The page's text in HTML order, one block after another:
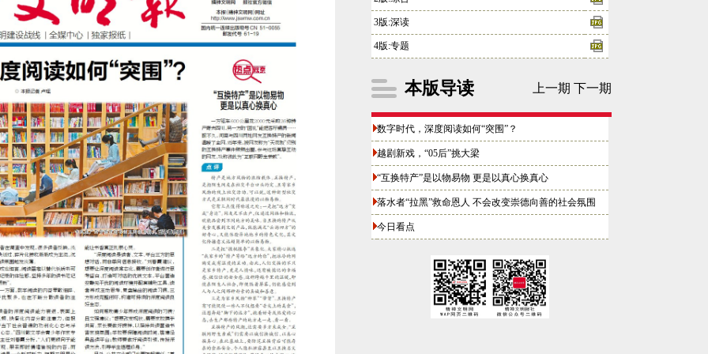
3版:深读
4版:专题
本版导读 上一期 下一期
数字时代，深度阅读如何“突围”？
越剧新戏，“05后”挑大梁
“互换特产”是以物易物 更是以真心换真心
落水者“拉黑”救命恩人 不会改变崇德向善的社会氛围
今日看点